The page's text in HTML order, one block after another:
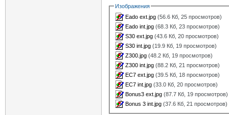
Изображения
Eado ext.jpg (56.6 Кб, 25 просмотров)
Eado int.jpg (68.3 Кб, 23 просмотров)
S30 ext.jpg (43.6 Кб, 20 просмотров)
S30 int.jpg (19.9 Кб, 19 просмотров)
Z300.jpg (48.2 Кб, 19 просмотров)
Z300 int.jpg (88.2 Кб, 21 просмотров)
EC7 ext.jpg (39.5 Кб, 18 просмотров)
EC7 int.jpg (33.0 Кб, 20 просмотров)
Bonus3 ext.jpg (87.7 Кб, 19 просмотров)
Bonus 3 int.jpg (37.6 Кб, 21 просмотров)